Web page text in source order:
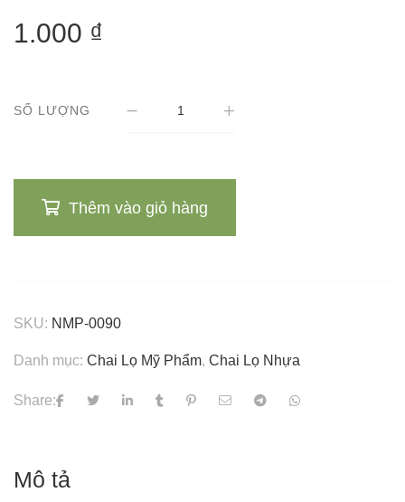
1.000 ₫
SỐ LƯỢNG
Thêm vào giỏ hàng
SKU: NMP-0090
Danh mục: Chai Lọ Mỹ Phẩm, Chai Lọ Nhựa
Share:
Mô tả